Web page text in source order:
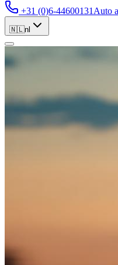
+31 (0)6-44600131 Auto
🇳🇱nl